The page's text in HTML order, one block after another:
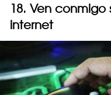
18. Ven
internet